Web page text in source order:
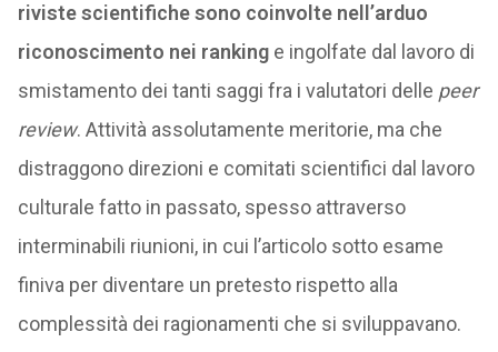
riviste scientifiche sono coinvolte nell’arduo
riconoscimento nei rankinge ingolfate dal lavoro di
smistamento dei tanti saggi fra i valutatori delle peer
review. Attività assolutamente meritorie, ma che
distraggono direzioni e comitati scientifici dal lavoro
culturale fatto in passato, spesso attraverso
interminabili riunioni, in cui l’articolo sotto esame
finiva per diventare un pretesto rispetto alla
complessità dei ragionamenti che si sviluppavano.